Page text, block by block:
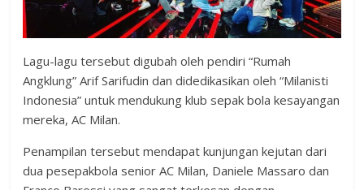
Lagu-lagu tersebut digubah oleh pendiri “Rumah
Angklung” Arif Sarifudin dan didedikasikan oleh “Milanisti
Indonesia” untuk mendukung klub sepak bola kesayangan
mereka, AC Milan.
Penampilan tersebut mendapat kunjungan kejutan dari
dua pesepakbola senior AC Milan, Daniele Massaro dan